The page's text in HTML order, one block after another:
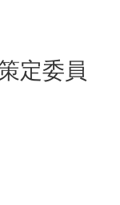
定委員